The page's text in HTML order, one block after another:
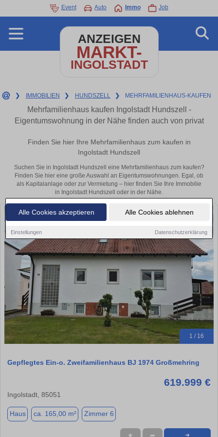
Alle Cookies akzeptieren Alle Cookies ablehnen
Einstellungen Datenschutzerklärung
Event Auto Immo Job
ANZEIGEN
MARKT-
INGOLSTADT
❯ IMMOBILIEN ❯ HUNDSZELL ❯ MEHRFAMILIENHAUS-KAUFEN
Mehrfamilienhaus kaufen Ingolstadt Hundszell -
Eigentumswohnung in der Nähe finden auch von privat
Finden Sie hier Ihre Mehrfamilienhaus zum kaufen in
Ingolstadt Hundszell
Suchen Sie in Ingolstadt Hundszell eine Mehrfamilienhaus zum kaufen?
Finden Sie hier eine große Auswahl an Eigentumswohnungen. Egal, ob
als Kapitalanlage oder zur Vermietung – hier finden Sie Ihre Immobilie
in Ingolstadt Hundszell oder in der Nähe.
1 / 16
Gepflegtes Ein-o. Zweifamilienhaus BJ 1974 Großmehring
619.999 €
Ingolstadt, 85051
Haus ca. 165,00 m² Zimmer 6
★ ➦ ➜